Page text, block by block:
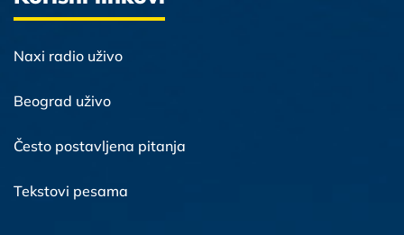
Naxi radio uživo
Beograd uživo
Često postavljena pitanja
Tekstovi pesama